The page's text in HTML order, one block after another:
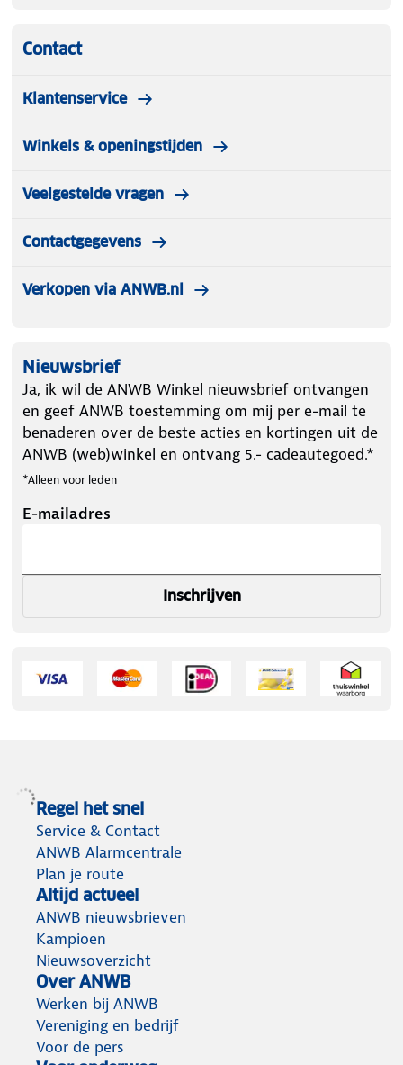
Contact
Klantenservice
Winkels & openingstijden
Veelgestelde vragen
Contactgegevens
Verkopen via ANWB.nl
Nieuwsbrief
Ja, ik wil de ANWB Winkel nieuwsbrief ontvangen
en geef ANWB toestemming om mij per e-mail te
benaderen over de beste acties en kortingen uit de
ANWB (web)winkel en ontvang 5.- cadeautegoed.*
*Alleen voor leden
E-mailadres
Inschrijven
Regel het snel
Service & Contact
ANWB Alarmcentrale
Plan je route
Altijd actueel
ANWB nieuwsbrieven
Kampioen
Nieuwsoverzicht
Over ANWB
Werken bij ANWB
Vereniging en bedrijf
Voor de pers